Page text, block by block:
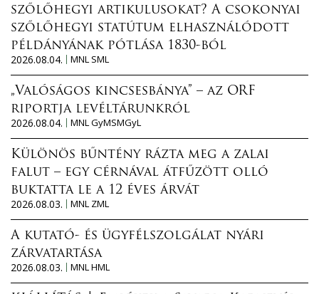
szőlőhegyi artikulusokat? A csokonyai
szőlőhegyi statútum elhasználódott
példányának pótlása 1830-ból
2026.08.04.
MNL SML
„Valóságos kincsesbánya” – az ORF
riportja levéltárunkról
2026.08.04.
MNL GyMSMGyL
Különös bűntény rázta meg a zalai
falut – egy cérnával átfűzött olló
buktatta le a 12 éves árvát
2026.08.03.
MNL ZML
A kutató- és ügyfélszolgálat nyári
zárvatartása
2026.08.03.
MNL HML